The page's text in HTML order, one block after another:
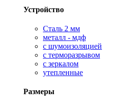
Устройство
Сталь 2 мм
металл - мдф
с шумоизоляцией
с терморазрывом
с зеркалом
утепленные
Размеры